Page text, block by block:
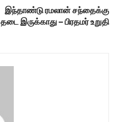
இந்தாண்டு ரமலான் சந்தைக்கு
தடை இருக்காது – பிரதமர் உறுதி